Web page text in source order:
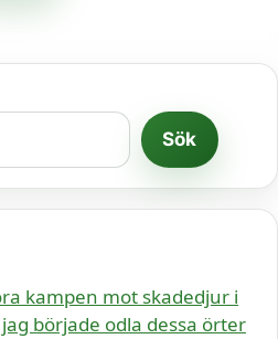
Sök
kampen mot skadedjur i
började odla dessa örter